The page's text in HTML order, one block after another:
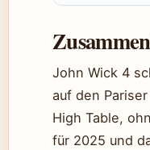
John Wick 4
auf den
High Table,
für 2025 und